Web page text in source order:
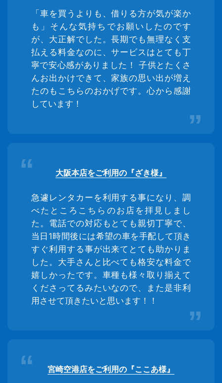
「車を買うよりも、借りる方が気が楽か
も」そんな気持ちでお願いしたのです
が、大正解でした。長期でも無理なく支
払える料金なのに、サービスはとても丁
寧で安心感がありました！ 子供とたくさ
んお出かけできて、家族の思い出が増え
たのもこちらのおかげです。心から感謝
しています！
大阪本店をご利用の『ざき様』
急遽レンタカーを利用する事になり、調
べたところこちらのお店を拝見しまし
た。電話での対応もとても親切丁寧で、
当日1時間後には希望の車を手配して頂き
すぐ利用する事が出来てとても助かりま
した。大手さんと比べても格安な料金で
嬉しかったです。車種も様々取り揃えて
くださってるみたいなので、また是非利
用させて頂きたいと思います！！
宮崎空港店をご利用の『ここあ様』